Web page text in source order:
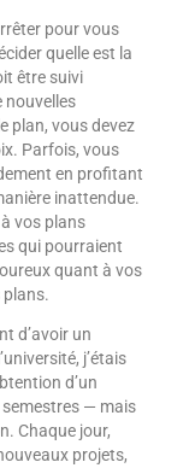
pour vous
quelle est la
être suivi
nouvelles
plan, vous devez
Parfois, vous
en profitant
inattendue.
vos plans
qui pourraient
quant à vos
d’avoir un
j’étais
d’un
— mais
Chaque jour,
projets,